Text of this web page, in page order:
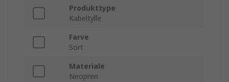
Produkttype
Kabeltylle
Farve
Sort
Materiale
Neopren